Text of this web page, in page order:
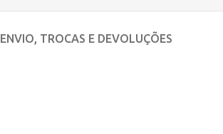
ENVIO, TROCAS E DEVOLUÇÕES